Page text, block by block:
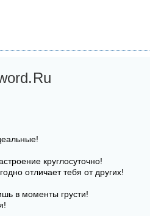
круглосуточно!
отличает тебя от других!
в моменты грусти!